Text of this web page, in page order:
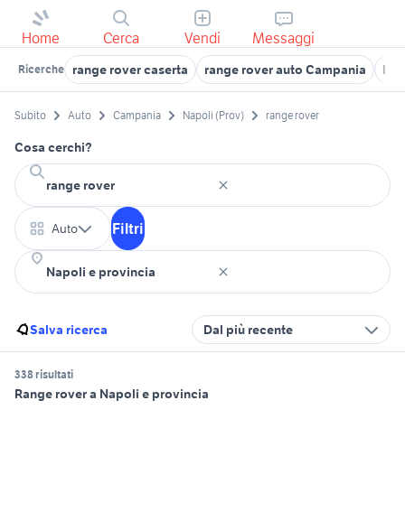
Home Cerca Vendi Messaggi
Ricerche range rover caserta range rover auto Campania
Subito Auto Campania Napoli (Prov) range rover
Cosa cerchi?
Auto Filtri
Salva ricerca Dal più recente
338 risultati
Range rover a Napoli e provincia